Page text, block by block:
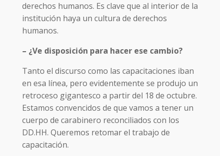
derechos humanos. Es clave que al interior de la
institución haya un cultura de derechos
humanos.
– ¿Ve disposición para hacer ese cambio?
Tanto el discurso como las capacitaciones iban
en esa línea, pero evidentemente se produjo un
retroceso gigantesco a partir del 18 de octubre.
Estamos convencidos de que vamos a tener un
cuerpo de carabinero reconciliados con los
DD.HH. Queremos retomar el trabajo de
capacitación.